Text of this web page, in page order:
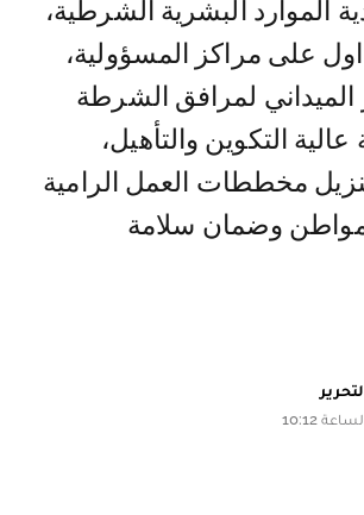
الموارد البشرية الشرطية،
على مراكز المسؤولية،
الميداني لمرافق الشرطة
التكوين والتأهيل،
مخططات العمل الرامية
وضمان سلامة